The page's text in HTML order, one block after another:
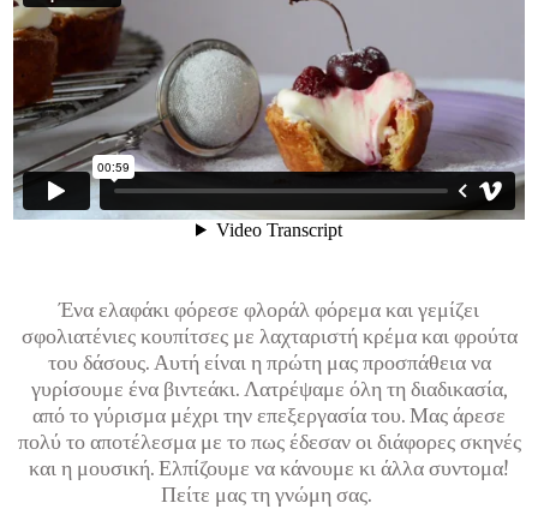
Ένα ελαφάκι φόρεσε φλοράλ φόρεμα και γεμίζει
σφολιατένιες κουπίτσες με λαχταριστή κρέμα και φρούτα
του δάσους. Αυτή είναι η πρώτη μας προσπάθεια να
γυρίσουμε ένα βιντεάκι. Λατρέψαμε όλη τη διαδικασία,
από το γύρισμα μέχρι την επεξεργασία του. Μας άρεσε
πολύ το αποτέλεσμα με το πως έδεσαν οι διάφορες σκηνές
και η μουσική. Ελπίζουμε να κάνουμε κι άλλα συντομα!
Πείτε μας τη γνώμη σας.